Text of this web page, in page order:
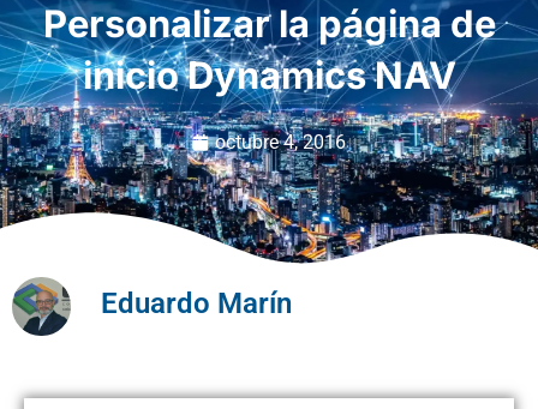
Personalizar la página de
inicio Dynamics NAV
octubre 4, 2016
Eduardo Marín